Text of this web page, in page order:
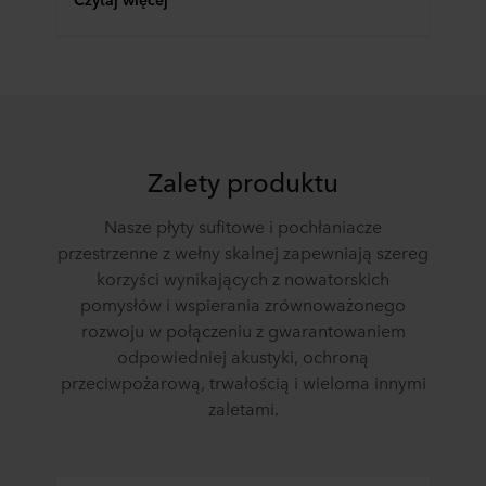
celach nasze witryny internetowe mogą wykorzystywać
plików cookie można znaleźć w rozdziale „Informacje”,
osobowych wPolityce prywatności, gdzie określono
między innymi, która konkretnie spółka ROCKWOOL jest
administratorem Twoim danych osobowych.
Zalety produktu
Nasze płyty sufitowe i pochłaniacze
przestrzenne z wełny skalnej zapewniają szereg
korzyści wynikających z nowatorskich
pomysłów i wspierania zrównoważonego
rozwoju w połączeniu z gwarantowaniem
odpowiedniej akustyki, ochroną
przeciwpożarową, trwałością i wieloma innymi
zaletami.